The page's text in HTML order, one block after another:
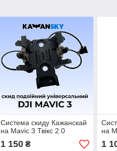
Система скиду Кажанскай
на Mavic 3 Твікс 2.0
1 150₴
на
1